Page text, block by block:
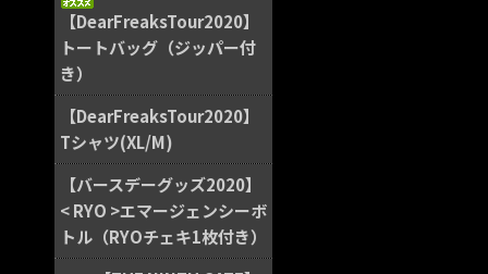
【DearFreaksTour2020】
トートバッグ（ジッパー付
き）
【DearFreaksTour2020】
Tシャツ(XL/M)
【バースデーグッズ2020】
< RYO >エマージェンシーボ
トル（RYOチェキ1枚付き）